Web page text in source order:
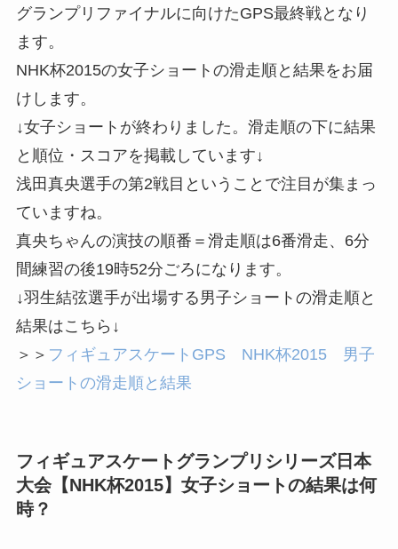
グランプリファイナルに向けたGPS最終戦となり
ます。
NHK杯2015の女子ショートの滑走順と結果をお届
け します。
↓女子ショートが終わりました。滑走順の下に結果
と順位・スコアを掲載しています↓
浅田真央選手の第2戦目ということで注目が集まっ
ていますね。
真央ちゃんの演技の順番＝滑走順は6番滑走、6分
間練習の後19時52分ごろになります。
↓羽生結弦選手が出場する男子ショートの滑走順と
結果はこちら↓
＞＞ フィギュアスケートGPS NHK杯2015 男子
ショートの滑走順と結果
フィギュアスケートグランプリシリーズ日本
大会【NHK杯2015】女子ショートの結果は何
時？